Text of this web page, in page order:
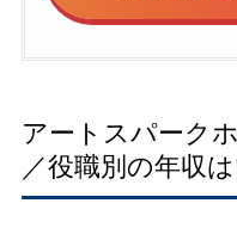
アートスパーク
／役職別の年収